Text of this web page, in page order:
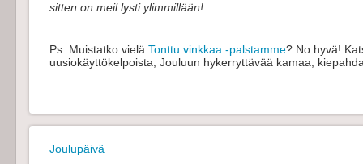
sitten on meil lysti ylimmillään!
Ps. Muistatko vielä Tonttu vinkkaa -palstamme? No hyvä!
uusiokäyttökelpoista, Jouluun hykerryttävää kamaa,
Joulupäivä